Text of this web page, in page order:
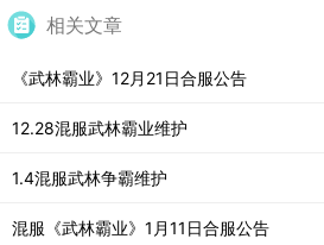
相关文章
《武林霸业》12月21日合服公告
12.28混服武林霸业维护
1.4混服武林争霸维护
混服《武林霸业》1月11日合服公告